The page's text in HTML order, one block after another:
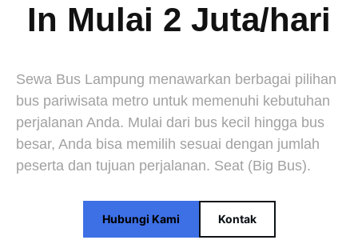
In Mulai 2 Juta/hari
Sewa Bus Lampung menawarkan berbagai pilihan
bus pariwisata metro untuk memenuhi kebutuhan
perjalanan Anda. Mulai dari bus kecil hingga bus
besar, Anda bisa memilih sesuai dengan jumlah
peserta dan tujuan perjalanan. Seat (Big Bus).
Hubungi Kami Kontak